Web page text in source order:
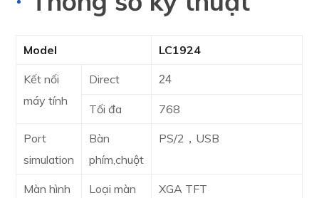
Model LC1924
Kết nối
máy tính
Direct 24
Tối đa 768
Port
simulation
Bàn
phím,chuột
PS/2，USB
Màn hình
Loại màn
XGA TFT